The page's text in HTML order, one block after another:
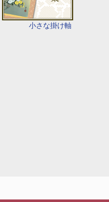
小さな掛け軸